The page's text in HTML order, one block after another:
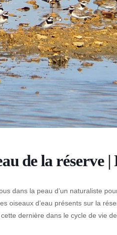
de la réserve
dans la peau d’un naturaliste
oiseaux d’eau présents sur la
dernière dans le cycle de vie